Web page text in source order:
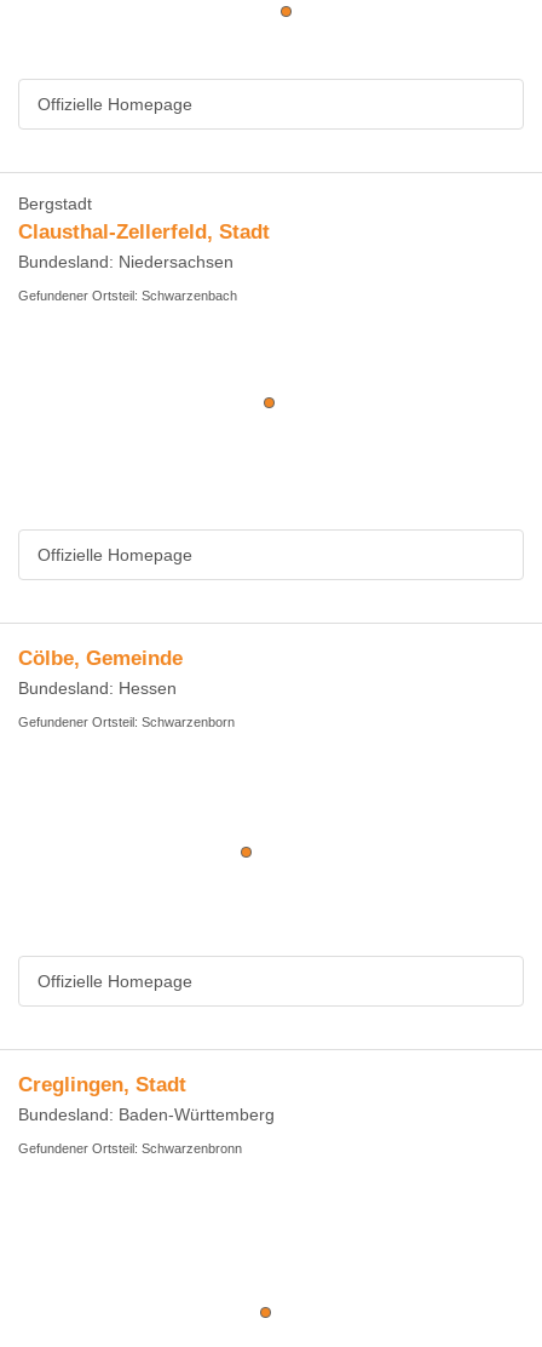
Offizielle Homepage
Bergstadt
Clausthal-Zellerfeld, Stadt
Bundesland: Niedersachsen
Gefundener Ortsteil: Schwarzenbach
Offizielle Homepage
Cölbe, Gemeinde
Bundesland: Hessen
Gefundener Ortsteil: Schwarzenborn
Offizielle Homepage
Creglingen, Stadt
Bundesland: Baden-Württemberg
Gefundener Ortsteil: Schwarzenbronn